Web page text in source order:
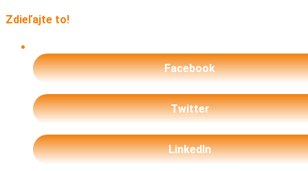
Zdieľajte to!
Facebook
Twitter
LinkedIn